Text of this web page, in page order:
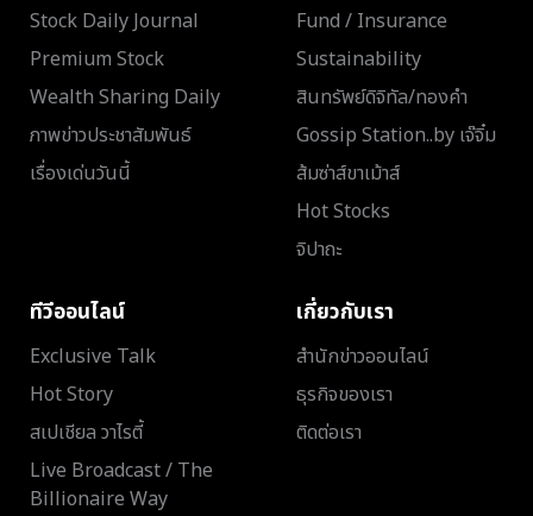
Stock Daily Journal
Premium Stock
Wealth Sharing Daily
ภาพข่าวประชาสัมพันธ์
เรื่องเด่นวันนี้
Fund / Insurance
Sustainability
สินทรัพย์ดิจิทัล/ทองคำ
Gossip Station..by เจ๊จิ๋ม
ส้มซ่าส์ขาเม้าส์
Hot Stocks
จิปาถะ
ทีวีออนไลน์
Exclusive Talk
Hot Story
สเปเชียล วาไรตี้
Live Broadcast / The
Billionaire Way
เกี่ยวกับเรา
สำนักข่าวออนไลน์
ธุรกิจของเรา
ติดต่อเรา